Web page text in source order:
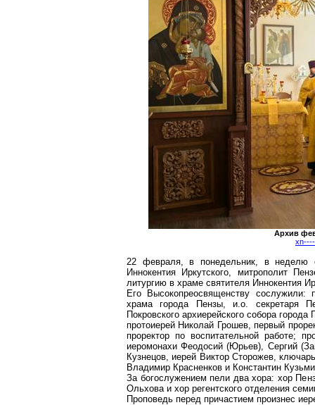
Архив
22 февраля, в понедельник, в
Иннокентия Иркутского, митрополит
литургию в храме святителя Иннокентия
Его Высокопреосвященству сослужили:
храма города Пензы, и.о. секретаря
Покровского архиерейского собора
протоиерей Николай Грошев, первый
проректор по воспитательной работе;
иеромонахи Феодосий (Юрьев), Сергий
Кузнецов, иерей Виктор Сторожев,
Владимир Красненков и Константин
За богослужением пели два хора: хор
Ольхова и хор регентского отделения
Проповедь перед причастием произнес